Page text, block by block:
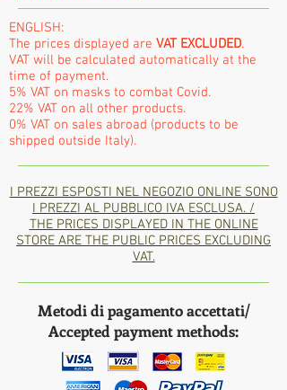
ENGLISH:
The prices displayed are VAT EXCLUDED.
VAT will be calculated automatically at the
time of payment.
5% VAT on masks to combat Covid.
22% VAT on all other products.
0% VAT on sales abroad (products to be
shipped outside Italy).
I PREZZI ESPOSTI NEL NEGOZIO ONLINE SONO
I PREZZI AL PUBBLICO IVA ESCLUSA. /
THE PRICES DISPLAYED IN THE ONLINE
STORE ARE THE PUBLIC PRICES EXCLUDING
VAT.
Metodi di pagamento accettati/
Accepted payment methods: